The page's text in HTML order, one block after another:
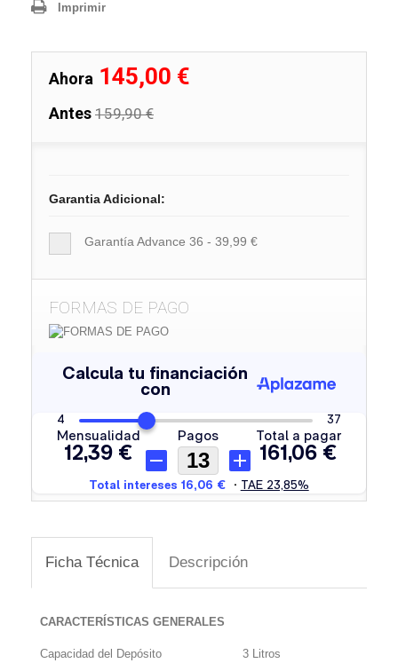
Imprimir
Ahora 145,00 €
Antes 159,90 €
Garantia Adicional:
Garantía Advance 36 - 39,99 €
FORMAS DE PAGO
Ficha Técnica Descripción
CARACTERÍSTICAS GENERALES
Capacidad del Depósito 3 Litros